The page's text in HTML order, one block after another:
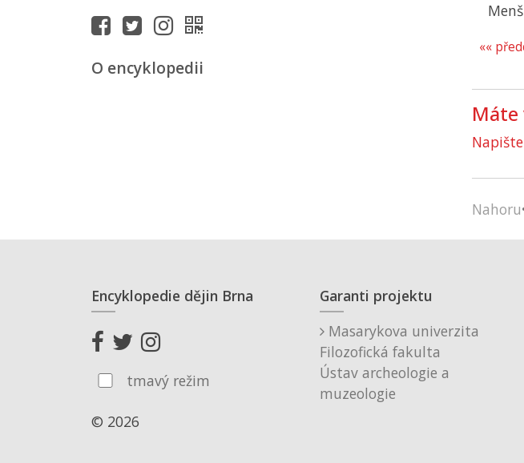
O encyklopedii
Menš
««
Máte
Nahoru
Encyklopedie dějin Brna
tmavý režim
© 2026
Garanti projektu
Masarykova univerzita
Filozofická fakulta
Ústav archeologie a
muzeologie